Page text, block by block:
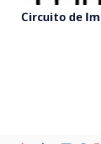
Circuito de